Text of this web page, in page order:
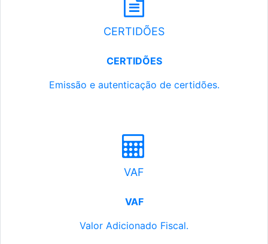
CERTIDÕES
CERTIDÕES
Emissão e autenticação de certidões.
VAF
VAF
Valor Adicionado Fiscal.